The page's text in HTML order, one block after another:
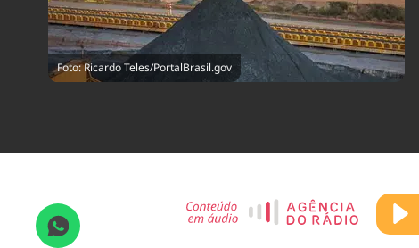
Foto: Ricardo Teles/PortalBrasil.gov